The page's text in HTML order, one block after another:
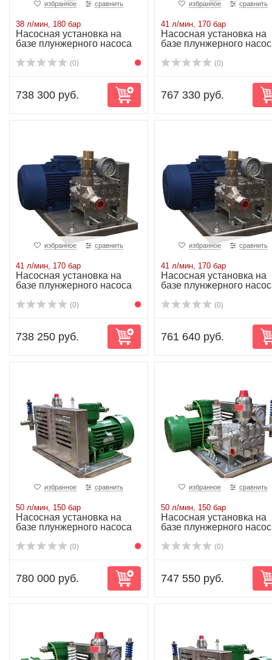
избранное сравнить
38 л/мин, 180 бар
Насосная установка на
базе плунжерного насоса
(0)
738 300 руб.
избранное сравнить
41 л/мин, 170 бар
Насосная установка на
базе плунжерного
(0)
767 330 руб.
избранное сравнить
41 л/мин, 170 бар
Насосная установка на
базе плунжерного насоса
(0)
738 250 руб.
избранное сравнить
41 л/мин, 170 бар
Насосная установка на
базе плунжерного
(0)
761 640 руб.
избранное сравнить
50 л/мин, 150 бар
Насосная установка на
базе плунжерного насоса
(0)
780 000 руб.
избранное сравнить
50 л/мин, 150 бар
Насосная установка на
базе плунжерного
(0)
747 550 руб.